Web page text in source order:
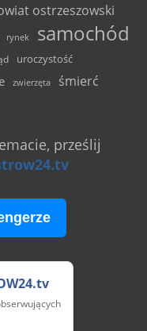
ostrzeszowski
rynek samochód
uroczystość
zwierzęta śmierć
prześlij